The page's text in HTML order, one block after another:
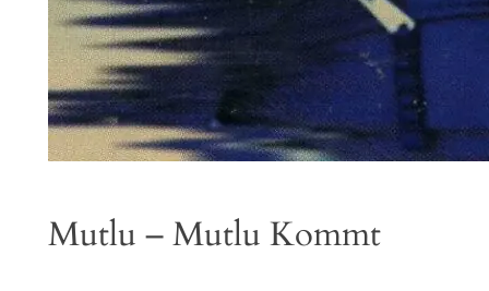
Mutlu – Mutlu Kommt